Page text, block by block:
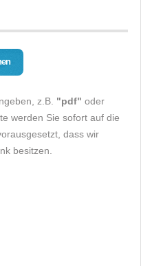
z.B. "pdf" oder
werden Sie sofort auf die
dass wir
besitzen.